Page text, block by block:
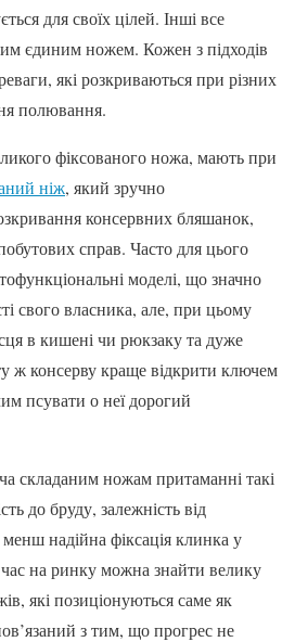
для своїх цілей. Інші все
єдиним ножем. Кожен з підходів
які розкриваються при різних
полювання.
фіксованого ножа, мають при
ніж, який зручно
консервних бляшанок,
справ. Часто для цього
моделі, що значно
свого власника, але, при цьому
в кишені чи рюкзаку та дуже
ж консерву краще відкрити ключем
псувати о неї дорогий
складаним ножам притаманні такі
до бруду, залежність від
надійна фіксація клинка у
на ринку можна знайти велику
які позиціонуються саме як
з тим, що прогрес не